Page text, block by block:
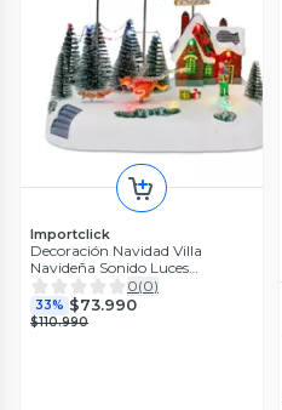
Importclick
Decoración Navidad Villa
Navideña Sonido Luces
Movimiento Pascuero Renos
0(0)
33% $73.990
$110.990